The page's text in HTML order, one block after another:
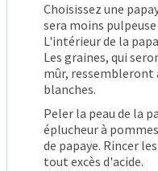
Choisissez une
sera moins
L'intérieur de la
Les graines, qui
mûr, ressembleront
blanches.
Peler la peau de la
éplucheur à
de papaye. Rincer
tout excès d'acide.